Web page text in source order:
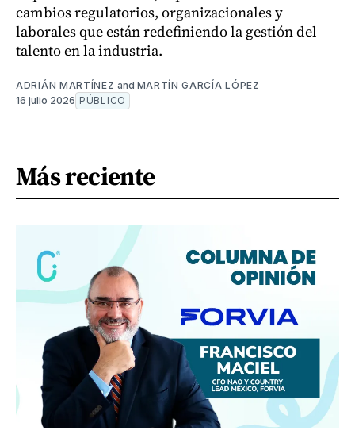
cambios regulatorios, organizacionales y
laborales que están redefiniendo la gestión del
talento en la industria.
ADRIÁN MARTÍNEZ and MARTÍN GARCÍA LÓPEZ
16 julio 2026 PÚBLICO
Más reciente